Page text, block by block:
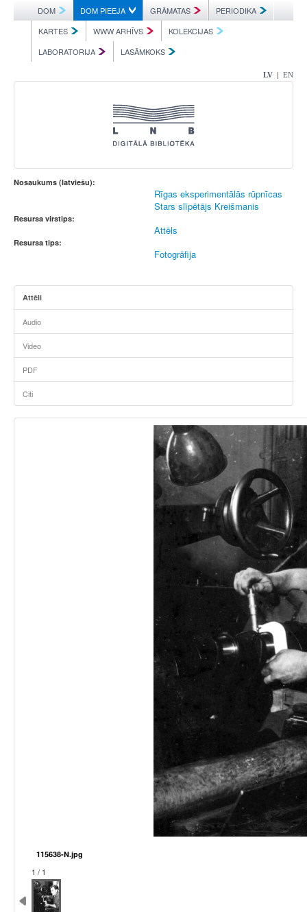
DOM DOM PIEEJA GRĀMATAS
PERIODIKA
KARTES
WWW ARHĪVS
KOLEKCIJAS
LABORATORIJA
LASĀMKOKS
LV | EN
Nosaukums (latviešu):
Rīgas eksperimentālās rūpnīcas
Stars slīpētājs Kreišmanis
Resursa virstips:
Attēls
Resursa tips:
Fotogrāfija
Attēli
Audio
Video
PDF
Citi
115638-N.jpg
1 / 1